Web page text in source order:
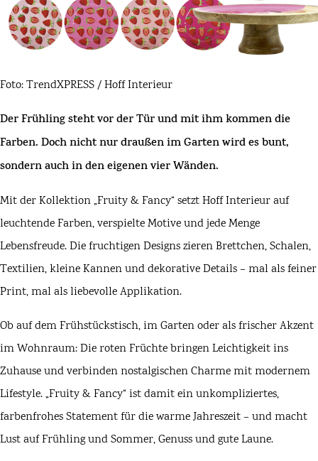
Foto: TrendXPRESS / Hoff Interieur
Der Frühling steht vor der Tür und mit ihm kommen die
Farben. Doch nicht nur draußen im Garten wird es bunt,
sondern auch in den eigenen vier Wänden.
Mit der Kollektion „Fruity & Fancy“ setztHoff Interieurauf
leuchtende Farben, verspielte Motive und jede Menge
Lebensfreude. Die fruchtigen Designs zieren Brettchen, Schalen,
Textilien, kleine Kannen und dekorative Details – mal als feiner
Print, mal als liebevolle Applikation.
Ob auf dem Frühstückstisch, im Garten oder als frischer Akzent
im Wohnraum: Die roten Früchte bringen Leichtigkeit ins
Zuhause und verbinden nostalgischen Charme mit modernem
Lifestyle. „Fruity & Fancy“ ist damit ein unkompliziertes,
farbenfrohes Statement für die warme Jahreszeit – und macht
Lust auf Frühling und Sommer, Genuss und gute Laune.